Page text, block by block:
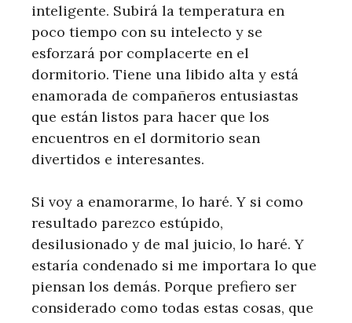
inteligente. Subirá la temperatura en
poco tiempo con su intelecto y se
esforzará por complacerte en el
dormitorio. Tiene una libido alta y está
enamorada de compañeros entusiastas
que están listos para hacer que los
encuentros en el dormitorio sean
divertidos e interesantes.
Si voy a enamorarme, lo haré. Y si como
resultado parezco estúpido,
desilusionado y de mal juicio, lo haré. Y
estaría condenado si me importara lo que
piensan los demás. Porque prefiero ser
considerado como todas estas cosas, que